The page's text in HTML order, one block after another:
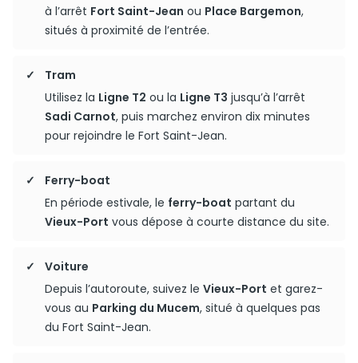
à l’arrêt Fort Saint-Jean ou Place Bargemon,
situés à proximité de l’entrée.
Tram
Utilisez la Ligne T2 ou la Ligne T3 jusqu’à l’arrêt
Sadi Carnot, puis marchez environ dix minutes
pour rejoindre le Fort Saint-Jean.
Ferry-boat
En période estivale, le ferry-boat partant du
Vieux-Port vous dépose à courte distance du site.
Voiture
Depuis l’autoroute, suivez le Vieux-Port et garez-
vous au Parking du Mucem, situé à quelques pas
du Fort Saint-Jean.